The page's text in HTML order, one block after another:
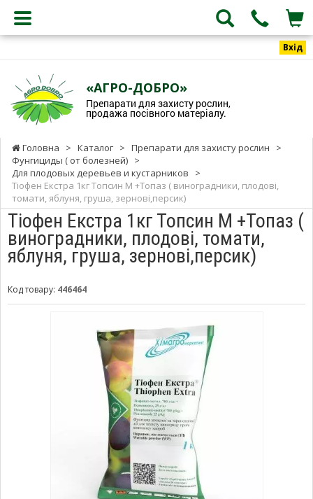
Вхід
«АГРО-ДОБРО»
Препарати для захисту рослин,
продажа посівного матеріалу.
Головна > Каталог > Препарати для захисту рослин
>
Фунгициды ( от болезней) >
Для плодовых деревьев и кустарников
>
Тіофен Екстра 1кг Топсин М +Топаз ( виноградники, плодові,
томати, яблуня, груша, зернові,персик)
Тіофен Екстра 1кг Топсин М +Топаз (
виноградники, плодові, томати,
яблуня, груша, зернові,персик)
Код товару: 446464